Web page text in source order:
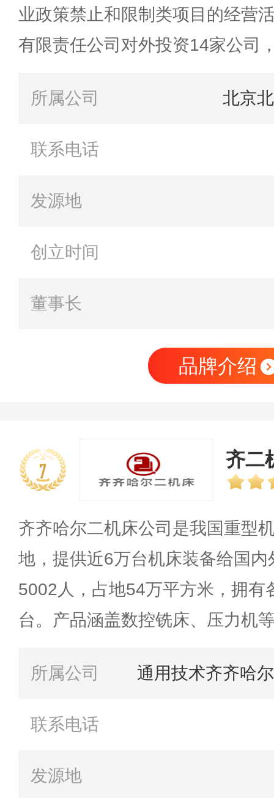
业政策禁止和限制类项目的经营
有限责任公司对外投资14家公司
所属公司 北京
联系电话
发源地
创立时间
董事长
品牌介绍
7 齐二
齐齐哈尔二机床公司是我国重型
地，提供近6万台机床装备给国
5002人，占地54万平方米，拥有
台。产品涵盖数控铣床、压力机
所属公司 通用技术齐齐哈
联系电话
发源地